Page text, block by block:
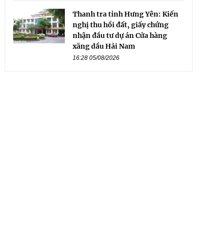
Thanh tra tỉnh Hưng Yên: Kiến
nghị thu hồi đất, giấy chứng
nhận đầu tư dự án Cửa hàng
xăng dầu Hải Nam
16:28 05/08/2026